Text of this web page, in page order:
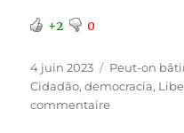
+2 0
Publié
le
4 juin 2023 Catégories
Peut-on
Cidadão,democracia,
commentairesur